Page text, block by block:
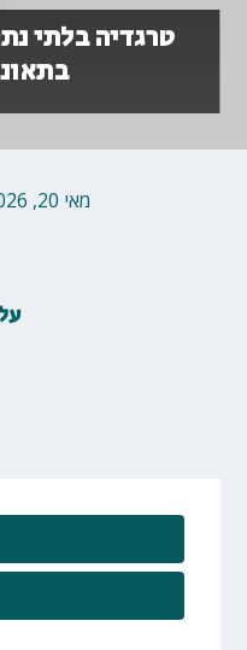
טרגדיה בלתי
מאי 20, 2026